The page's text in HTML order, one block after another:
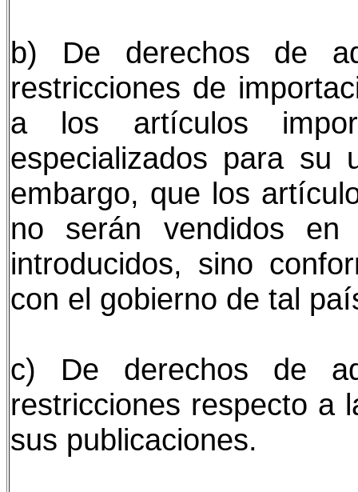
b) De derechos de
restricciones de
a los artículos
especializados para su
embargo, que los
no serán vendidos
introducidos, sino
con el gobierno de tal
c) De derechos de
restricciones respecto a
sus publicaciones.